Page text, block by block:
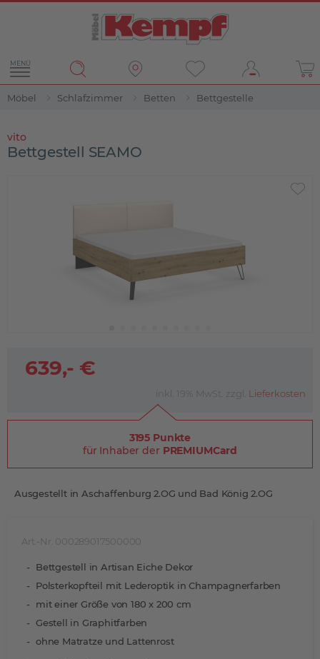
MENÜ
Möbel Schlafzimmer Betten Bettgestelle
vito
Bettgestell SEAMO
Art.-Nr. 000289017500000
Bettgestell in Artisan Eiche Dekor
Polsterkopfteil mit Lederoptik in Champagnerfarben
mit einer Größe von 180 x 200 cm
Gestell in Graphitfarben
ohne Matratze und Lattenrost
639,- €
inkl. 19% MwSt. zzgl. Lieferkosten
3195 Punkte
für Inhaber der PREMIUMCard
Ausgestellt in Aschaffenburg 2.OG und Bad König 2.OG